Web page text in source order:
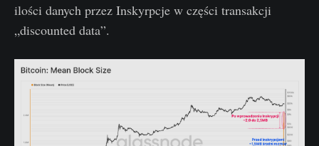
ilości danych przez Inskyrpcje w części transakcji
„discounted data”.